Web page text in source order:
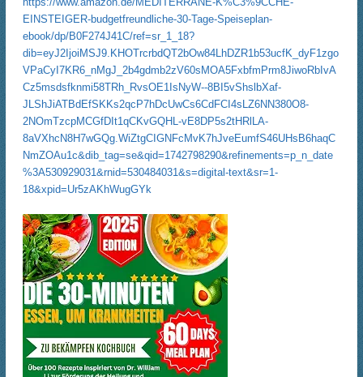
EINSTEIGER-budgetfreundliche-30-Tage-Speiseplan-
ebook/dp/B0F274J41C/ref=sr_1_18?
dib=eyJ2IjoiMSJ9.KHOTrcrbdQT2bOw84LhDZR1b53ucfK_dyF1zgo
VPaCyI7KR6_nMgJ_2b4gdmb2zV60sMOA5FxbfmPrm8JiwoRbIvA
Cz5msdsfknmi58TRh_RvsOE1IsNyW--8BI5vShslbXaf-
JLShJiATBdEfSKKs2qcP7hDcUwCs6CdFCI4sLZ6NN380O8-
2NOmTzcpMCGfDIt1qCKvGQHL-vE8DP5s2tHRlLA-
8aVXhcN8H7wGQg.WiZtgCIGNFcMvK7hJveEumfS46UHsB6haqC
NmZOAu1c&dib_tag=se&qid=1742798290&refinements=p_n_date
%3A530929031&rnid=530484031&s=digital-text&sr=1-
18&xpid=Ur5zAKhWugGYk